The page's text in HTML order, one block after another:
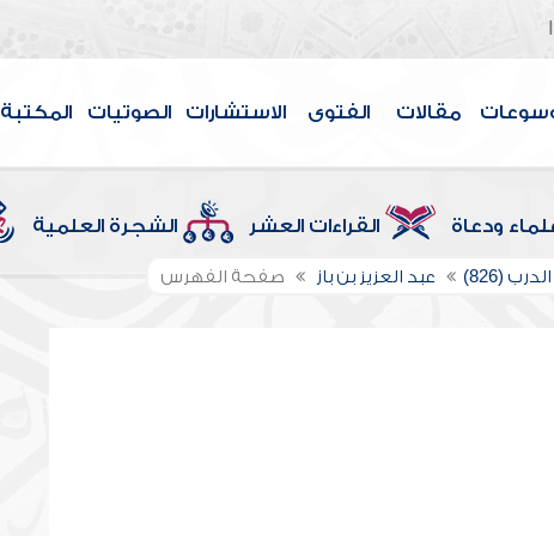
مقالات الفتوى الاستشارات الصوتيات المكتبة
ودعاة القراءات العشر الشجرة العلمية
(826) عبد العزيز بن باز صفحة الفهرس